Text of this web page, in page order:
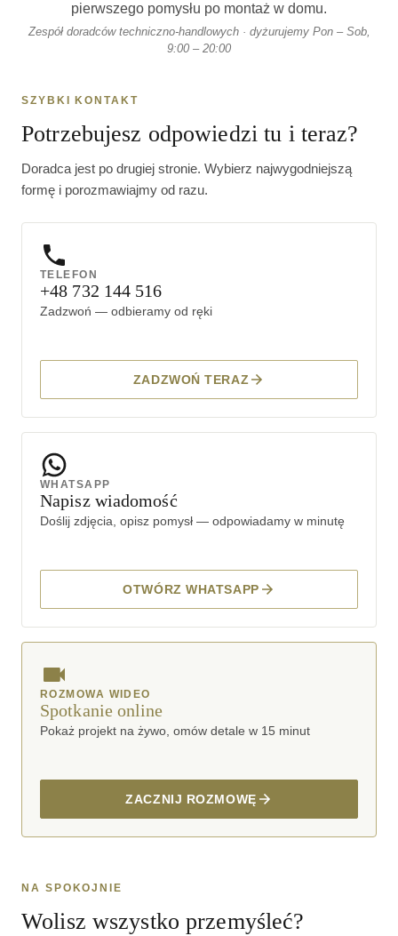
pierwszego pomysłu po montaż w domu.
Zespół doradców techniczno-handlowych · dyżurujemy Pon – Sob,
9:00 – 20:00
SZYBKI KONTAKT
Potrzebujesz odpowiedzi tu i teraz?
Doradca jest po drugiej stronie. Wybierz najwygodniejszą
formę i porozmawiajmy od razu.
TELEFON
+48 732 144 516
Zadzwoń — odbieramy od ręki
ZADZWOŃ TERAZ
WHATSAPP
Napisz wiadomość
Doślij zdjęcia, opisz pomysł — odpowiadamy w minutę
OTWÓRZ WHATSAPP
ROZMOWA WIDEO
Spotkanie online
Pokaż projekt na żywo, omów detale w 15 minut
ZACZNIJ ROZMOWĘ
NA SPOKOJNIE
Wolisz wszystko przemyśleć?